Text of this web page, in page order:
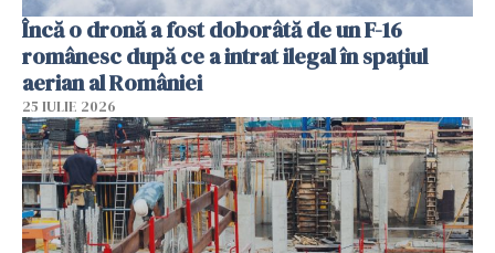
Încă o dronă a fost doborâtă de un F-16
românesc după ce a intrat ilegal în spațiul
aerian al României
25 IULIE 2026